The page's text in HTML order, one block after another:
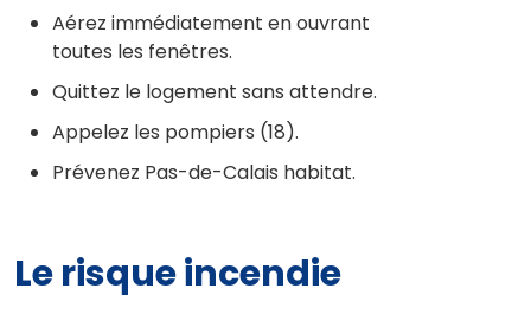
Aérez immédiatement en ouvrant
toutes les fenêtres.
Quittez le logement sans attendre.
Appelez les pompiers (18).
Prévenez Pas-de-Calais habitat.
Le risque incendie